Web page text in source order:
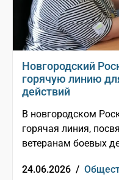
Новгородский
горячую линию
действий
В новгородском
горячая линия,
ветеранам боевых
24.06.2026 /